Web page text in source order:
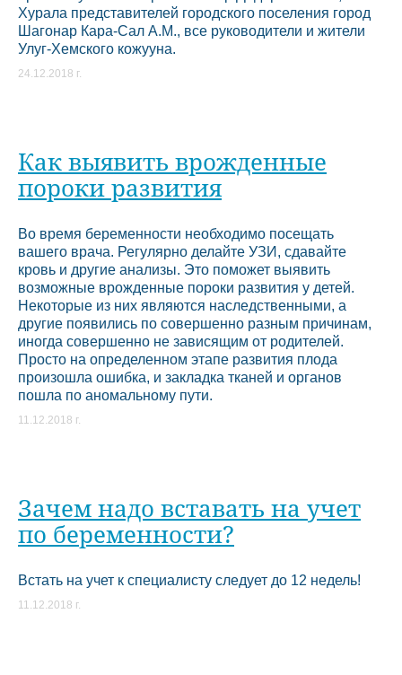
Хурала представителей городского поселения город
Шагонар Кара-Сал А.М., все руководители и жители
Улуг-Хемского кожууна.
24.12.2018 г.
Как выявить врожденные
пороки развития
Во время беременности необходимо посещать
вашего врача. Регулярно делайте УЗИ, сдавайте
кровь и другие анализы. Это поможет выявить
возможные врожденные пороки развития у детей.
Некоторые из них являются наследственными, а
другие появились по совершенно разным причинам,
иногда совершенно не зависящим от родителей.
Просто на определенном этапе развития плода
произошла ошибка, и закладка тканей и органов
пошла по аномальному пути.
11.12.2018 г.
Зачем надо вставать на учет
по беременности?
Встать на учет к специалисту следует до 12 недель!
11.12.2018 г.